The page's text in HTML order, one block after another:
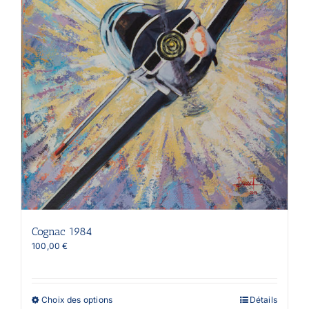
page
du
produit
Cognac 1984
100,00€
Choix des optionsCe
Détails